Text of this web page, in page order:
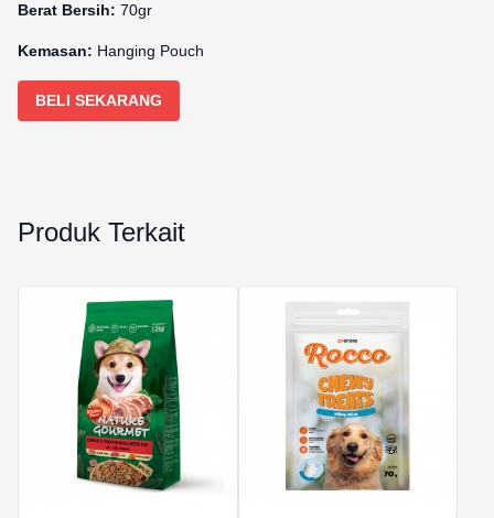
Berat Bersih: 70gr
Kemasan: Hanging Pouch
BELI SEKARANG
Produk Terkait